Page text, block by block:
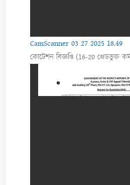
CamScanner 03 27 2025 18.49
কোটেশন বিজ্ঞপ্তি (16-20 গ্রেডভুক্ত